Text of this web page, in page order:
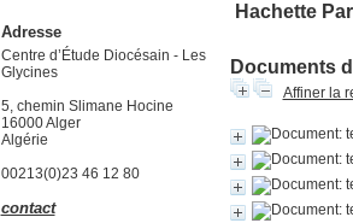
Hachette
Documents
Affiner la
Adresse
Centre d’Étude Diocésain - Les
Glycines
5, chemin Slimane Hocine
16000 Alger
Algérie
00213(0)23 46 12 80
contact